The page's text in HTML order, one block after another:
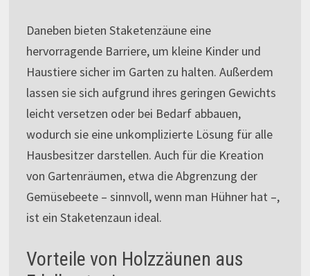
Daneben bieten Staketenzäune eine
hervorragende Barriere, um kleine Kinder und
Haustiere sicher im Garten zu halten. Außerdem
lassen sie sich aufgrund ihres geringen Gewichts
leicht versetzen oder bei Bedarf abbauen,
wodurch sie eine unkomplizierte Lösung für alle
Hausbesitzer darstellen. Auch für die Kreation
von Gartenräumen, etwa die Abgrenzung der
Gemüsebeete – sinnvoll, wenn man Hühner hat –,
ist ein Staketenzaun ideal.
Vorteile von Holzzäunen aus